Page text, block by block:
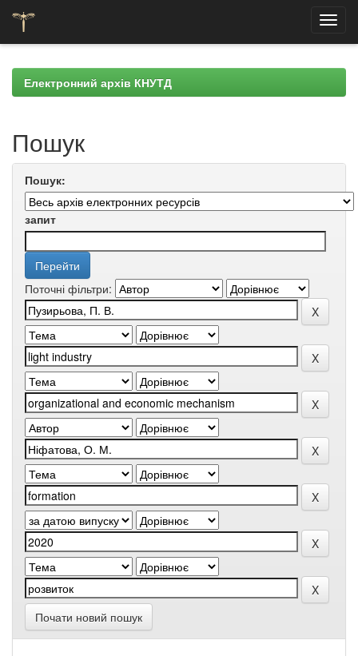
navigationЕлектронний архів КНУТД
Пошук
Пошук:
запит
Поточні фільтри:
Почати новий пошук